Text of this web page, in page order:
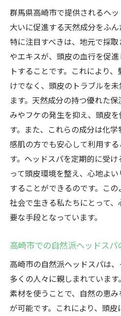
群馬県高崎市で提供されるヘ
大いに促進する天然成分をふん
特に注目すべきは、地元で採
やエキスが、頭皮の血行を促
トすることです。これにより
けでなく、頭皮のトラブルを
ます。天然成分の持つ優れた
みやフケの発生を抑え、頭皮
す。また、これらの成分は化
感肌の方でも安心して利用す
す。ヘッドスパを定期的に受
って頭皮環境を整え、心地よ
することができるのです。こ
社会で生きる私たちにとって
要な手段となっています。
高崎市での自然派ヘッドスパ
高崎市の自然派ヘッドスパは
多くの人々に親しまれていま
素材を使うことで、自然の恵
が可能です。これにより、頭